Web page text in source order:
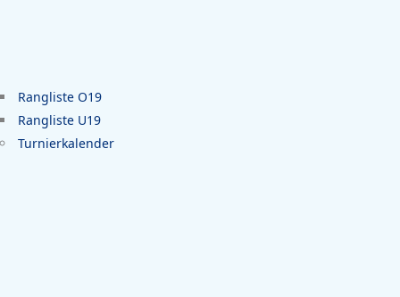
Rangliste O19
Rangliste U19
Turnierkalender